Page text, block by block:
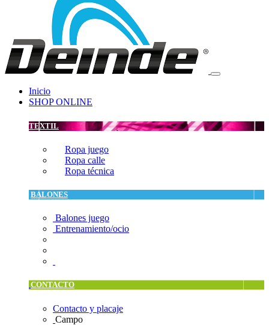
Inicio
SHOP ONLINE
TEXTIL
Ropa juego
Ropa calle
Ropa técnica
BALONES
Balones juego
Entrenamiento/ocio
CONTACTO
Contacto y placaje
Campo